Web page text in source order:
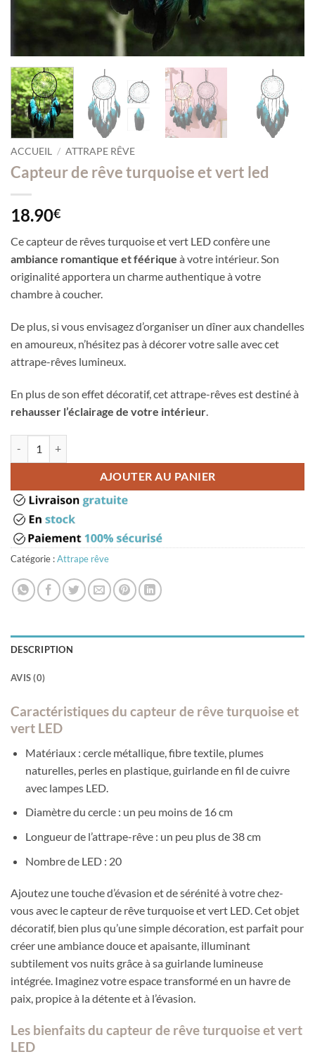
ACCUEIL / ATTRAPE RÊVE
Capteur de rêve turquoise et vert led
18.90€
Ce capteur de rêves turquoise et vert LED confère une
ambiance romantique et féérique à votre intérieur. Son
originalité apportera un charme authentique à votre
chambre à coucher.
De plus, si vous envisagez d’organiser un dîner aux chandelles
en amoureux, n’hésitez pas à décorer votre salle avec cet
attrape-rêves lumineux.
En plus de son effet décoratif, cet attrape-rêves est destiné à
rehausser l’éclairage de votre intérieur
AJOUTER AU PANIER
Catégorie :Attrape rêve
DESCRIPTION
AVIS (0)
Caractéristiques du capteur de rêve turquoise et
vert LED
Matériaux : cercle métallique, fibre textile, plumes
naturelles, perles en plastique, guirlande en fil de cuivre
avec lampes LED.
Diamètre du cercle : un peu moins de 16 cm
Longueur de l’attrape-rêve : un peu plus de 38 cm
Nombre de LED : 20
Ajoutez une touche d’évasion et de sérénité à votre chez-
vous avec le capteur de rêve turquoise et vert LED. Cet objet
décoratif, bien plus qu’une simple décoration, est parfait pour
créer une ambiance douce et apaisante, illuminant
subtilement vos nuits grâce à sa guirlande lumineuse
intégrée. Imaginez votre espace transformé en un havre de
paix, propice à la détente et à l’évasion.
Les bienfaits du capteur de rêve turquoise et vert
LED